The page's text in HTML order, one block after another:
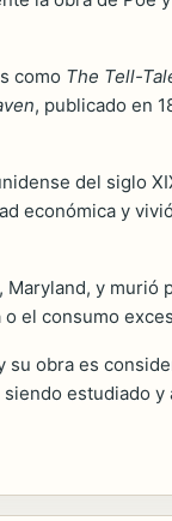
como The Tell-
, publicado en
del siglo
económica y
y murió
el consumo
obra es
estudiado y